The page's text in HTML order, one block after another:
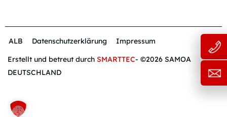
ALB Datenschutzerklärung
Impressum
Erstellt und betreut durch SMARTTEC- ©2026 SAMOA
DEUTSCHLAND